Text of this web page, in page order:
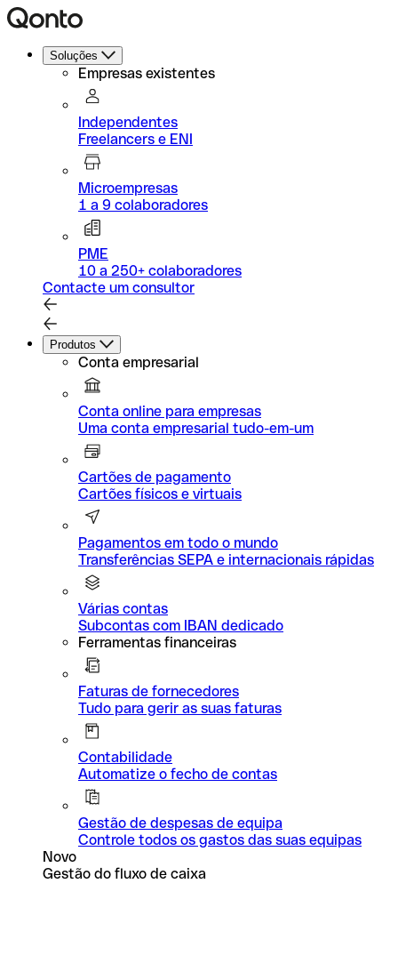
Soluções
Empresas existentes
Independentes
Freelancers e ENI
Microempresas
1 a 9 colaboradores
PME
10 a 250+ colaboradores
Contacte um consultor
Produtos
Conta empresarial
Conta online para empresas
Uma conta empresarial tudo-em-um
Cartões de pagamento
Cartões físicos e virtuais
Pagamentos em todo o mundo
Transferências SEPA e internacionais rápidas
Várias contas
Subcontas com IBAN dedicado
Ferramentas financeiras
Faturas de fornecedores
Tudo para gerir as suas faturas
Contabilidade
Automatize o fecho de contas
Gestão de despesas de equipa
Controle todos os gastos das suas equipas
Novo
Gestão do fluxo de caixa